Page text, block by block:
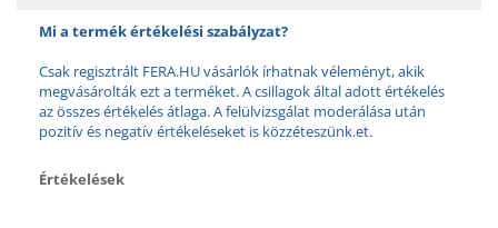
Mi a termék értékelési szabályzat?
Csak regisztrált FERA.HU vásárlók írhatnak véleményt, akik
megvásárolták ezt a terméket. A csillagok által adott értékelés
az összes értékelés átlaga. A felülvizsgálat moderálása után
pozitív és negatív értékeléseket is közzéteszünk.et.
Értékelések